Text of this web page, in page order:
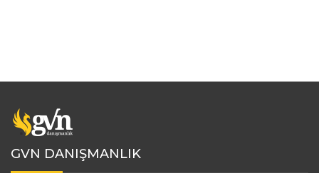
GVN DANIŞMANLIK